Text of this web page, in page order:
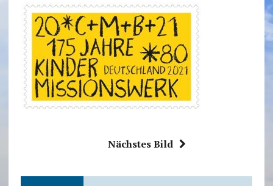
Nächstes Bild